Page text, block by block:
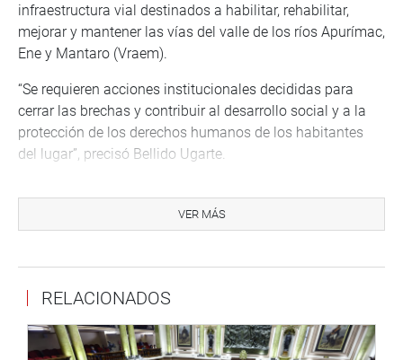
infraestructura vial destinados a habilitar, rehabilitar,
mejorar y mantener las vías del valle de los ríos Apurímac,
Ene y Mantaro (Vraem).
“Se requieren acciones institucionales decididas para
cerrar las brechas y contribuir al desarrollo social y a la
protección de los derechos humanos de los habitantes
del lugar”, precisó Bellido Ugarte.
información sobre estado del proceso de arbitraje de la
Vía Libertadores, que obstaculiza el mantenimiento de la
Finalmente, el congresista José Williams Zapata (Avanza
País) sugirió impulsar una carretera para unir los distritos
de Pichari – Mazamari, para el desarrollo de las
comunidades e impulsar el agro en esas zonas.
VER MÁS
RELACIONADOS